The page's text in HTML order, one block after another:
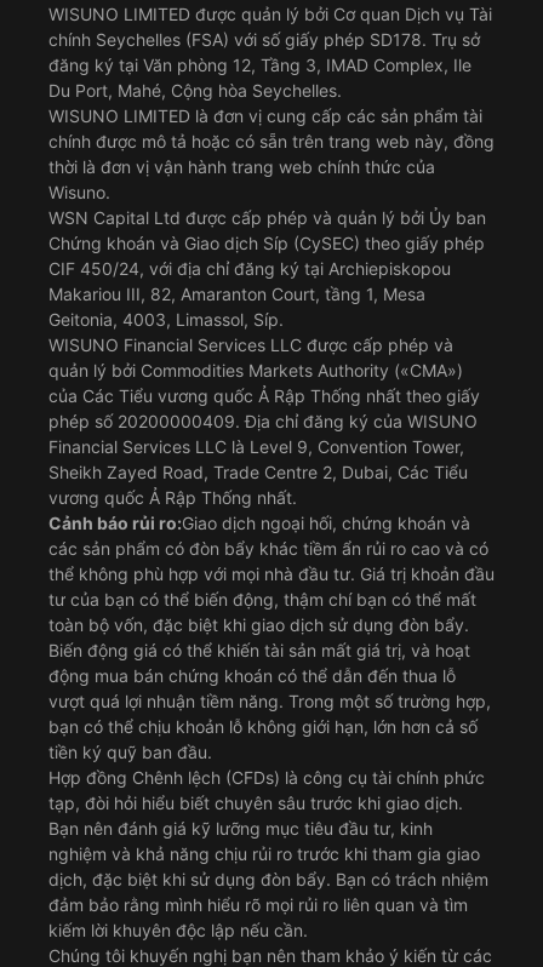
WISUNO LIMITED được quản lý bởi Cơ quan Dịch vụ Tài
chính Seychelles (FSA) với số giấy phép SD178. Trụ sở
đăng ký tại Văn phòng 12, Tầng 3, IMAD Complex, Ile
Du Port, Mahé, Cộng hòa Seychelles.
WISUNO LIMITED là đơn vị cung cấp các sản phẩm tài
chính được mô tả hoặc có sẵn trên trang web này, đồng
thời là đơn vị vận hành trang web chính thức của
Wisuno.
WSN Capital Ltd được cấp phép và quản lý bởi Ủy ban
Chứng khoán và Giao dịch Síp (CySEC) theo giấy phép
CIF 450/24, với địa chỉ đăng ký tại Archiepiskopou
Makariou III, 82, Amaranton Court, tầng 1, Mesa
Geitonia, 4003, Limassol, Síp.
WISUNO Financial Services LLC được cấp phép và
quản lý bởi Commodities Markets Authority («CMA»)
của Các Tiểu vương quốc Ả Rập Thống nhất theo giấy
phép số 20200000409. Địa chỉ đăng ký của WISUNO
Financial Services LLC là Level 9, Convention Tower,
Sheikh Zayed Road, Trade Centre 2, Dubai, Các Tiểu
vương quốc Ả Rập Thống nhất.
Cảnh báo rủi ro:Giao dịch ngoại hối, chứng khoán và
các sản phẩm có đòn bẩy khác tiềm ẩn rủi ro cao và có
thể không phù hợp với mọi nhà đầu tư. Giá trị khoản đầu
tư của bạn có thể biến động, thậm chí bạn có thể mất
toàn bộ vốn, đặc biệt khi giao dịch sử dụng đòn bẩy.
Biến động giá có thể khiến tài sản mất giá trị, và hoạt
động mua bán chứng khoán có thể dẫn đến thua lỗ
vượt quá lợi nhuận tiềm năng. Trong một số trường hợp,
bạn có thể chịu khoản lỗ không giới hạn, lớn hơn cả số
tiền ký quỹ ban đầu.
Hợp đồng Chênh lệch (CFDs) là công cụ tài chính phức
tạp, đòi hỏi hiểu biết chuyên sâu trước khi giao dịch.
Bạn nên đánh giá kỹ lưỡng mục tiêu đầu tư, kinh
nghiệm và khả năng chịu rủi ro trước khi tham gia giao
dịch, đặc biệt khi sử dụng đòn bẩy. Bạn có trách nhiệm
đảm bảo rằng mình hiểu rõ mọi rủi ro liên quan và tìm
kiếm lời khuyên độc lập nếu cần.
Chúng tôi khuyến nghị bạn nên tham khảo ý kiến từ các